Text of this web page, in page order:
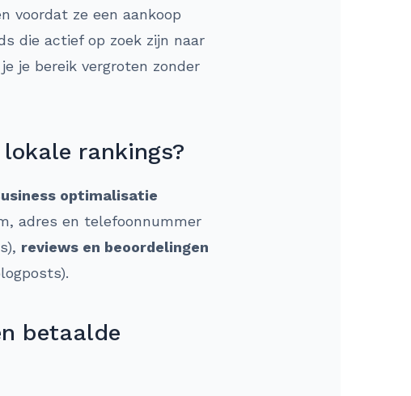
voordat ze een aankoop
die actief op zoek zijn naar
je bereik vergroten zonder
rankings?
optimalisatie
adres en telefoonnummer
reviews en beoordelingen
betaalde